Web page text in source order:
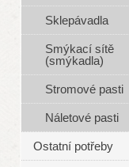
Sklepávadla
Smýkací sítě
(smýkadla)
Stromové pasti
Náletové pasti
Ostatní potřeby